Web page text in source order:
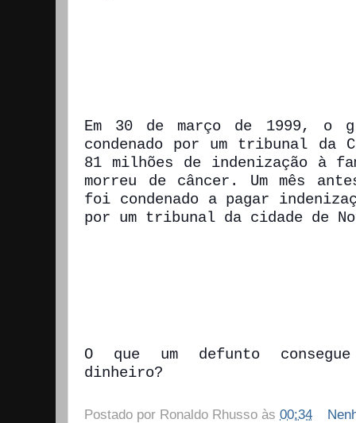
Em 30 de março de 1999, o
condenado por um tribunal da
81 milhões de indenização à
morreu de câncer. Um mês
foi condenado a pagar
por um tribunal da cidade de
O que um defunto
dinheiro?
Postado por Ronaldo Rhusso às 00:34